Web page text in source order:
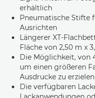
erhältlich
Pneumatische Stifte
Ausrichten
Längerer XT-
Fläche von 2,50 m x
Die Möglichkeit, von
um einen größeren
Ausdrucke zu erzielen
Die verfügbaren